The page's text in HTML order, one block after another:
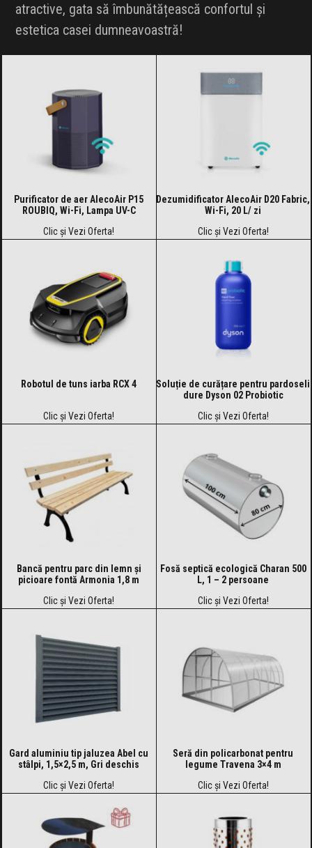
atractive, gata să îmbunătățească confortul și
estetica casei dumneavoastră!
Purificator de aer AlecoAir P15
ROUBIQ, Wi-Fi, Lampa UV-C
Clic și Vezi Oferta!
Dezumidificator AlecoAir D20 Fabric,
Wi-Fi, 20 L/ zi
Clic și Vezi Oferta!
Robotul de tuns iarba RCX 4
Clic și Vezi Oferta!
Soluție de curățare pentru pardoseli
dure Dyson 02 Probiotic
Clic și Vezi Oferta!
Bancă pentru parc din lemn și
picioare fontă Armonia 1,8 m
Clic și Vezi Oferta!
Fosă septică ecologică Charan 500
L, 1 – 2 persoane
Clic și Vezi Oferta!
Gard aluminiu tip jaluzea Abel cu
stâlpi, 1,5×2,5 m, Gri deschis
Clic și Vezi Oferta!
Seră din policarbonat pentru
legume Travena 3×4 m
Clic și Vezi Oferta!